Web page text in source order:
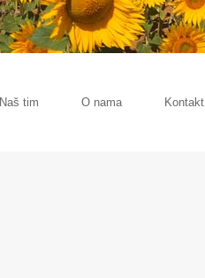
Naš tim O nama Kontakt